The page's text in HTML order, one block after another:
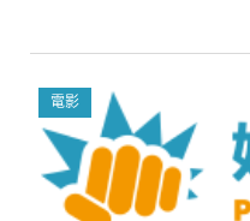
電影